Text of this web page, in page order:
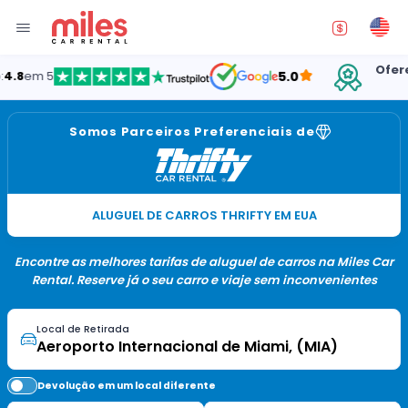
5 5.0
Somos Parceiros Preferenciais de
ALUGUEL DE CARROS THRIFTY EM EUA
Encontre as melhores tarifas de aluguel de carros na Miles Car
Rental. Reserve já o seu carro e viaje sem inconvenientes
Local de Retirada
Devolução em um local diferente